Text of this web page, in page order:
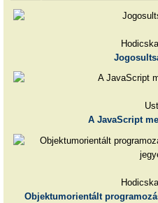
A JavaScript
Objektumorientált